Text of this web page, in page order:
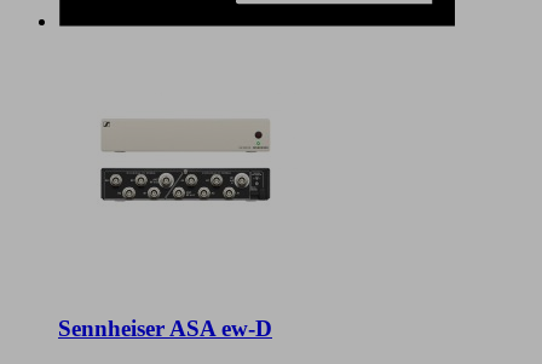
Sennheiser ASA ew-D